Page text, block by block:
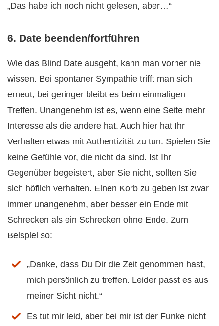
„Das habe ich noch nicht gelesen, aber…“
6. Date beenden/fortführen
Wie das Blind Date ausgeht, kann man vorher nie
wissen. Bei spontaner Sympathie trifft man sich
erneut, bei geringer bleibt es beim einmaligen
Treffen. Unangenehm ist es, wenn eine Seite mehr
Interesse als die andere hat. Auch hier hat Ihr
Verhalten etwas mit Authentizität zu tun: Spielen Sie
keine Gefühle vor, die nicht da sind. Ist Ihr
Gegenüber begeistert, aber Sie nicht, sollten Sie
sich höflich verhalten. Einen Korb zu geben ist zwar
immer unangenehm, aber besser ein Ende mit
Schrecken als ein Schrecken ohne Ende. Zum
Beispiel so:
„Danke, dass Du Dir die Zeit genommen hast,
mich persönlich zu treffen. Leider passt es aus
meiner Sicht nicht.“
Es tut mir leid, aber bei mir ist der Funke nicht